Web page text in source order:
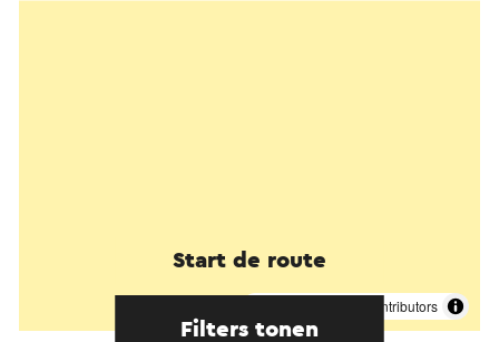
contributors
Start de route
Filters tonen